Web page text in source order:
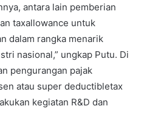
antara lain pemberian
taxallowance untuk
dalam rangka menarik
nasional,” ungkap Putu. Di
pengurangan pajak
atau super deductibletax
kegiatan R&D dan